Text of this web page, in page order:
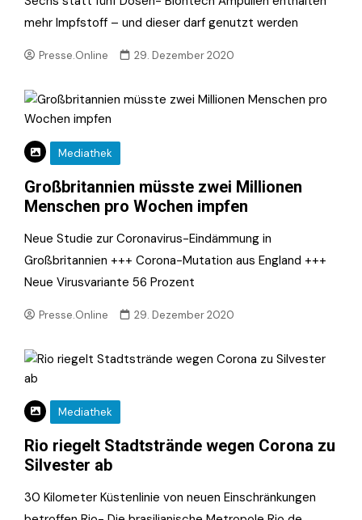
mehr Impfstoff – und dieser darf genutzt werden
Presse.Online 29. Dezember 2020
Mediathek
Großbritannien müsste zwei Millionen
Menschen pro Wochen impfen
Neue Studie zur Coronavirus-Eindämmung in
Großbritannien +++ Corona-Mutation aus England +++
Neue Virusvariante 56 Prozent
Presse.Online 29. Dezember 2020
Mediathek
Rio riegelt Stadtstrände wegen Corona zu
Silvester ab
30 Kilometer Küstenlinie von neuen Einschränkungen